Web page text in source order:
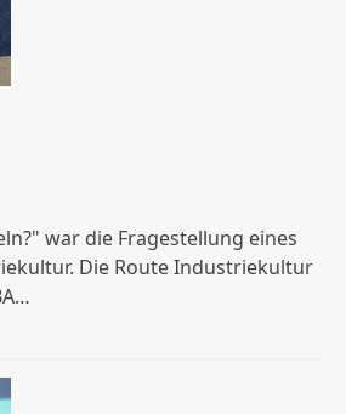
war die Fragestellung eines
Die Route Industriekultur